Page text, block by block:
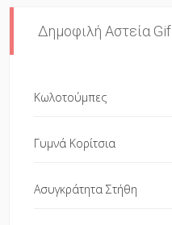
Δημοφιλή Αστεία Gif
Κωλοτούμπες
Γυμνά Κορίτσια
Ασυγκράτητα Στήθη